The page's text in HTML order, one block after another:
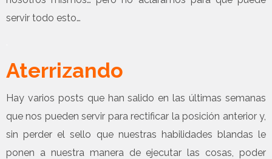
servir todo esto…
Aterrizando
Hay varios posts que han salido en las últimas semanas
que nos pueden servir para rectificar la posición anterior y,
sin perder el sello que nuestras habilidades blandas le
ponen a nuestra manera de ejecutar las cosas, poder